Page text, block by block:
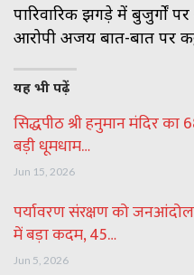
पारिवारिक झगड़े में बुजुर्गों
आरोपी अजय बात-बात पर
यह भी पढ़ें
सिद्धपीठ श्री हनुमान मंदिर का
बड़ी धूमधाम…
Jun 15, 2026
पर्यावरण संरक्षण को
में बड़ा कदम, 45…
Jun 5, 2026